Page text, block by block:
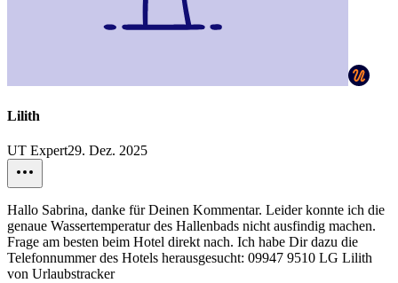
Lilith
UT Expert29. Dez. 2025
Hallo Sabrina, danke für Deinen Kommentar. Leider konnte ich die
genaue Wassertemperatur des Hallenbads nicht ausfindig machen.
Frage am besten beim Hotel direkt nach. Ich habe Dir dazu die
Telefonnummer des Hotels herausgesucht: 09947 9510 LG Lilith
von Urlaubstracker